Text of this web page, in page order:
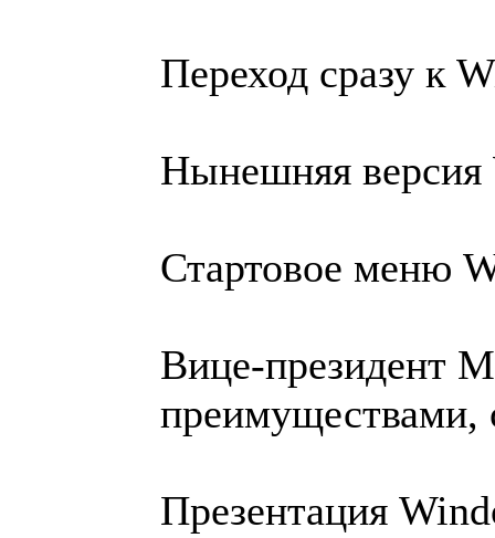
Переход сразу к
Нынешняя версия
Стартовое меню
Вице-президент
Презентация